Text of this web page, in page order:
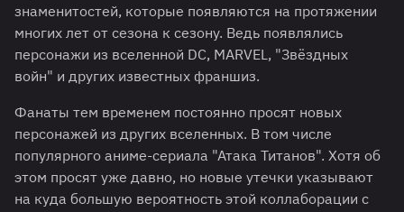
знаменитостей, которые появляются на протяжении
многих лет от сезона к сезону. Ведь появлялись
персонажи из вселенной DC, MARVEL, "Звёздных
войн" и других известных франшиз.
Фанаты тем временем постоянно просят новых
персонажей из других вселенных. В том числе
популярного аниме-сериала "Атака Титанов". Хотя об
этом просят уже давно, но новые утечки указывают
на куда большую вероятность этой коллаборации с